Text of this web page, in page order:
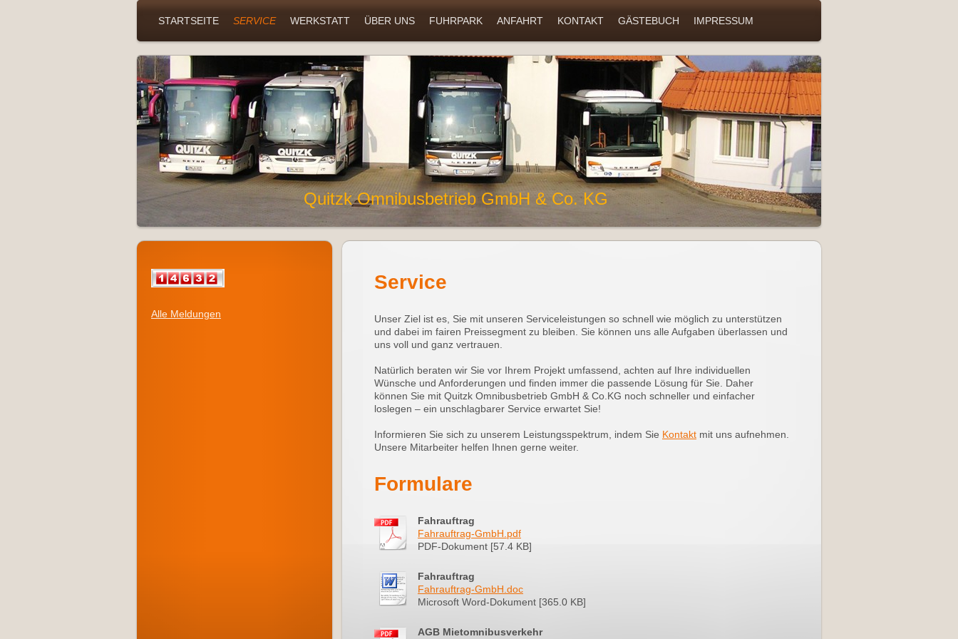
STARTSEITE SERVICE WERKSTATT ÜBER UNS FUHRPARK ANFAHRT KONTAKT GÄSTEBUCH IMPRESSUM
Quitzk Omnibusbetrieb GmbH & Co. KG
Service
Unser Ziel ist es, Sie mit unseren Serviceleistungen so schnell wie möglich zu unterstützen
und dabei im fairen Preissegment zu bleiben. Sie können uns alle Aufgaben überlassen und
uns voll und ganz vertrauen.
Natürlich beraten wir Sie vor Ihrem Projekt umfassend, achten auf Ihre individuellen
Wünsche und Anforderungen und finden immer die passende Lösung für Sie. Daher
können Sie mit Quitzk Omnibusbetrieb GmbH & Co.KG noch schneller und einfacher
loslegen – ein unschlagbarer Service erwartet Sie!
Informieren Sie sich zu unserem Leistungsspektrum, indem Sie Kontakt mit uns aufnehmen.
Unsere Mitarbeiter helfen Ihnen gerne weiter.
Formulare
Fahrauftrag
Fahrauftrag-GmbH.pdf
PDF-Dokument [57.4 KB]
Fahrauftrag
Fahrauftrag-GmbH.doc
Microsoft Word-Dokument [365.0 KB]
AGB Mietomnibusverkehr
Alle Meldungen